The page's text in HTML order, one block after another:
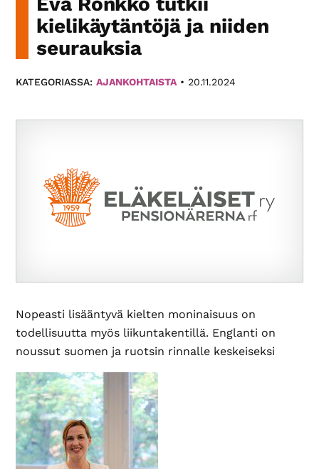
Paikallis­
yhdistyksemme
eri
Suomea
monipuolista
kielikäytäntöjä ja niiden
seurauksia
KATEGORIASSA: AJANKOHTAISTA • 20.11.2024
Nopeasti lisääntyvä kielten moninaisuus on
todellisuutta myös liikuntakentillä. Englanti on
noussut suomen ja ruotsin rinnalle keskeiseksi